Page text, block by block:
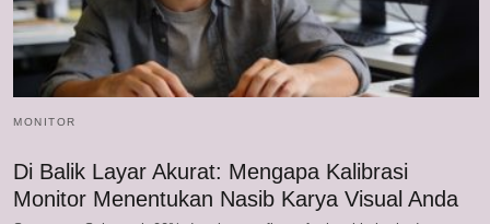
MONITOR
Di Balik Layar Akurat: Mengapa Kalibrasi
Monitor Menentukan Nasib Karya Visual Anda